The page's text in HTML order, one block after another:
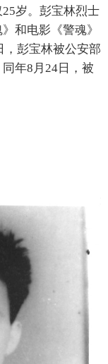
岁。彭宝林烈士
和电影《警魂》
，彭宝林被公安部
年8月24日，被